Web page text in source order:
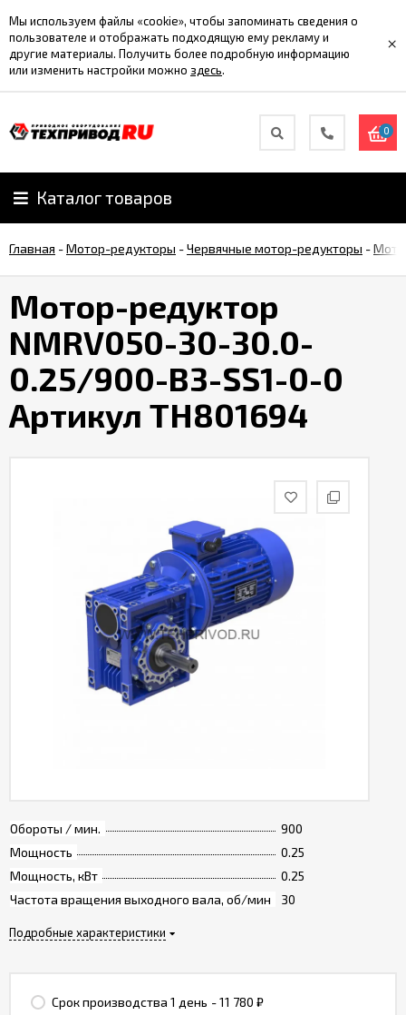
Мы используем файлы «cookie», чтобы запоминать сведения о
пользователе и отображать подходящую ему рекламу и
другие материалы. Получить более подробную информацию
или изменить настройки можно здесь.
×
0
Каталог товаров
Главная -Мотор-редукторы -Червячные мотор-редукторы -
Мотор-редуктор
NMRV050-30-30.0-
0.25/900-B3-SS1-0-0
Артикул TH801694
Обороты / мин.
900
Мощность
0.25
Мощность, кВт
0.25
Частота вращения выходного вала, об/мин
30
Подробные характеристики
Срок производства 1 день - 11 780 ₽